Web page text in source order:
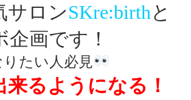
サロンSKre:birthと
画です！
たい人必見
来るようになる！